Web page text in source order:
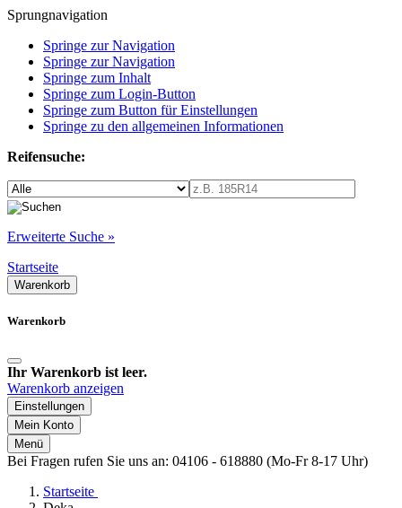
Sprungnavigation
Springe zur Navigation
Springe zur Navigation
Springe zum Inhalt
Springe zum Login-Button
Springe zum Button für Einstellungen
Springe zu den allgemeinen Informationen
Reifensuche:
Erweiterte Suche »
Startseite
Warenkorb
Warenkorb
Ihr Warenkorb ist leer.
Warenkorb anzeigen
Einstellungen
Mein Konto
Menü
Bei Fragen rufen Sie uns an: 04106 - 618880 (Mo-Fr 8-17 Uhr)
Startseite